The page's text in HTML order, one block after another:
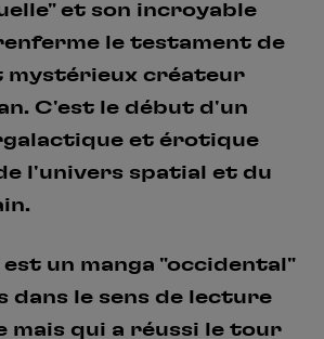
et son incroyable
le testament de
mystérieux créateur
C'est le début d'un
et érotique
l'univers spatial et du
est un manga "occidental"
dans le sens de lecture
mais qui a réussi le tour